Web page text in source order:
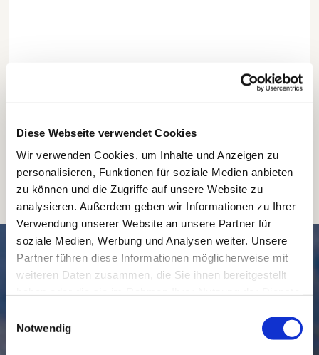
Diese Webseite verwendet Cookies
Wir verwenden Cookies, um Inhalte und Anzeigen zu
personalisieren, Funktionen für soziale Medien anbieten
zu können und die Zugriffe auf unsere Website zu
analysieren. Außerdem geben wir Informationen zu Ihrer
Verwendung unserer Website an unsere Partner für
soziale Medien, Werbung und Analysen weiter. Unsere
Partner führen diese Informationen möglicherweise mit
weiteren Daten zusammen, die Sie ihnen bereitgestellt
Notwendig
SCHNELL // NAVIGIERT